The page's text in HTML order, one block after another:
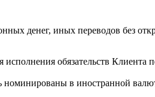
денег, иных переводов без
обязательств Клиента
номинированы в иностранной